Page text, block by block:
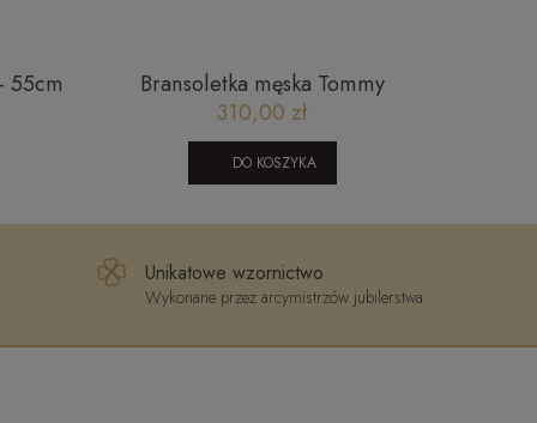
55cm
Bransoletka męska Tommy
Hilfiger 2790433
310,00 zł
DO KOSZYKA
Unikatowe wzornictwo
Wykonane przez arcymistrzów jubilerstwa